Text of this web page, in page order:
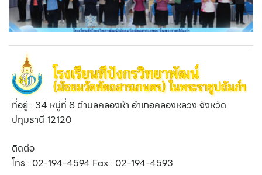
ที่อยู่ : 34 หมู่ที่ 8 ตำบลคลองห้า อำเภอคลองหลวง จังหวัด
ปทุมธานี 12120
ติดต่อ
โทร : 02-194-4594 Fax : 02-194-4593